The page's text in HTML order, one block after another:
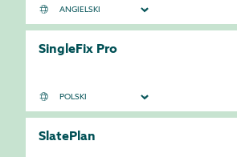
SingleFix Pro
SlatePlan